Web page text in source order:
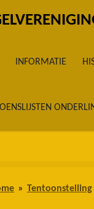
INFORMATIE
» Tentoonstelling